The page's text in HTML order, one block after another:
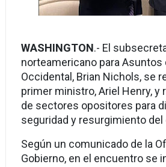
WASHINGTON.- El
norteamericano para
Occidental, Brian Nichols, se
primer ministro, Ariel Henry, y
de sectores opositores para
seguridad y resurgimiento del
Según un comunicado de la
Gobierno, en el encuentro se